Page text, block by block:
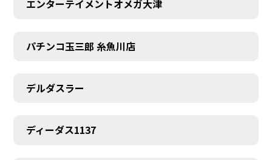
エンターテイメントオメガ大津
パチンコ玉三郎 糸魚川店
デルダスラー
ディーダス1137